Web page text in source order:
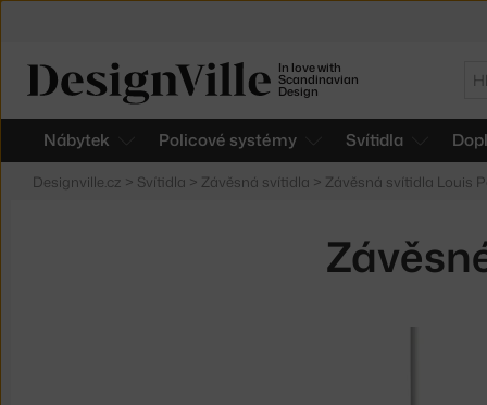
In love with
Scandinavian
Design
Nábytek Policové systémy Svítidla
Designville.cz > Svítidla > Závěsná svítidla > Závěsná svítidla Louis